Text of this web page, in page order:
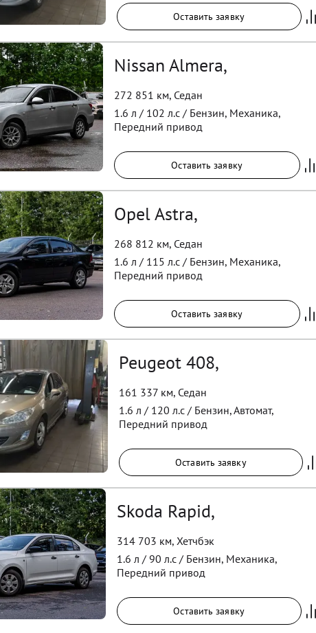
Оставить заявку
Nissan Almera,
272 851 км, Седан
1.6 л / 102 л.с / Бензин, Механика,
Передний привод
Оставить заявку
Opel Astra,
268 812 км, Седан
1.6 л / 115 л.с / Бензин, Механика,
Передний привод
Оставить заявку
Peugeot 408,
161 337 км, Седан
1.6 л / 120 л.с / Бензин,Автомат,
Передний привод
Оставить заявку
Skoda Rapid,
314 703 км, Хетчбэк
1.6 л / 90 л.с / Бензин, Механика,
Передний привод
Оставить заявку